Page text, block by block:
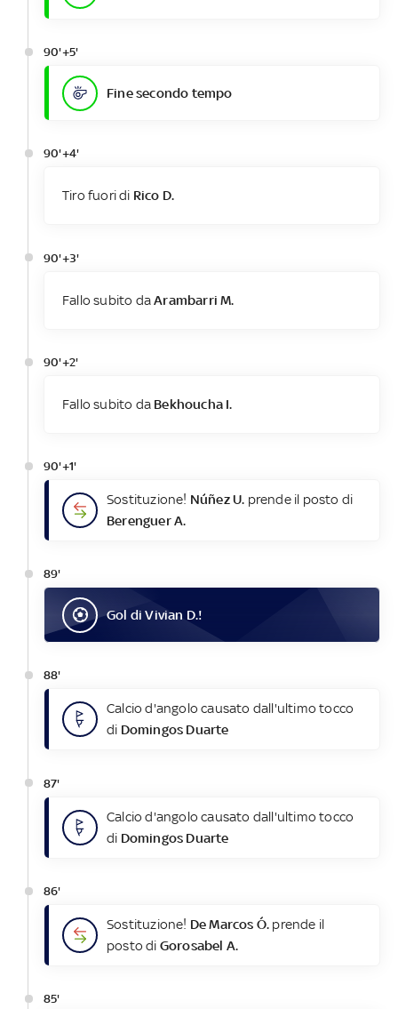
90'+5'
Fine secondo tempo
90'+4'
Tiro fuori di Rico D.
90'+3'
Fallo subito daArambarri M.
90'+2'
Fallo subito da Bekhoucha I.
90'+1'
Sostituzione! Núñez U. prende il posto di
Berenguer A.
89'
Gol diVivian D.!
88'
Calcio d'angolo causato dall'ultimo tocco
di Domingos Duarte
87'
Calcio d'angolo causato dall'ultimo tocco
di Domingos Duarte
86'
Sostituzione! De Marcos Ó. prende il
posto di Gorosabel A.
85'